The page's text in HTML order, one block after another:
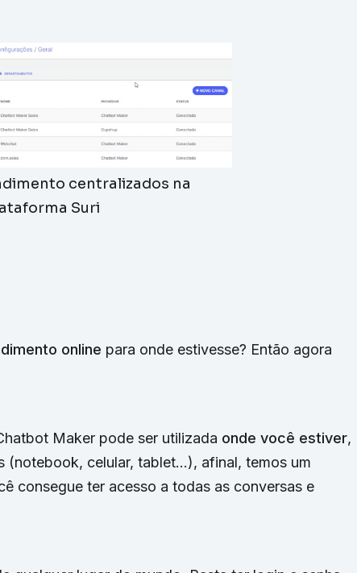
centralizados na
Suri
online para onde estivesse? Então agora
Maker pode ser utilizada onde você estiver,
(notebook, celular, tablet…), afinal, temos um
consegue ter acesso a todas as conversas e